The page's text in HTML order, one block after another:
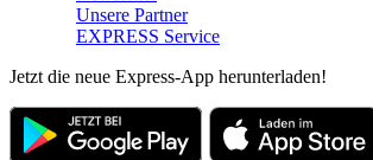
Unsere Partner
EXPRESS Service
Jetzt die neue Express-App herunterladen!